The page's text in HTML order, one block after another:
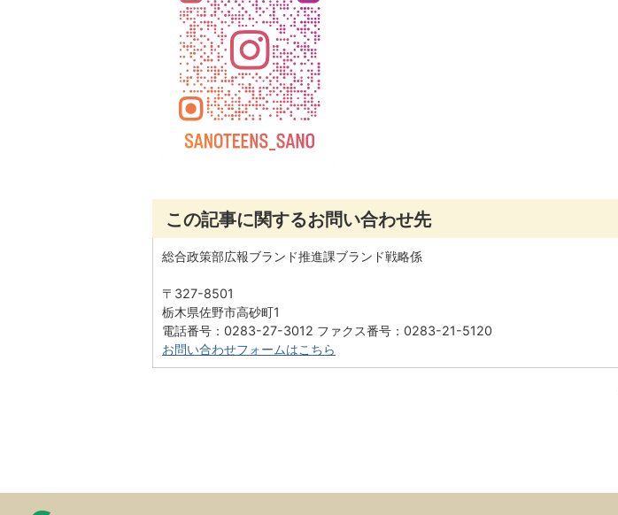
この記事に関するお問い合わせ先
総合政策部広報ブランド推進課ブランド戦略係
〒327-8501
栃木県佐野市高砂町1
電話番号：0283-27-3012 ファクス番号：0283-21-5120
お問い合わせフォームはこちら